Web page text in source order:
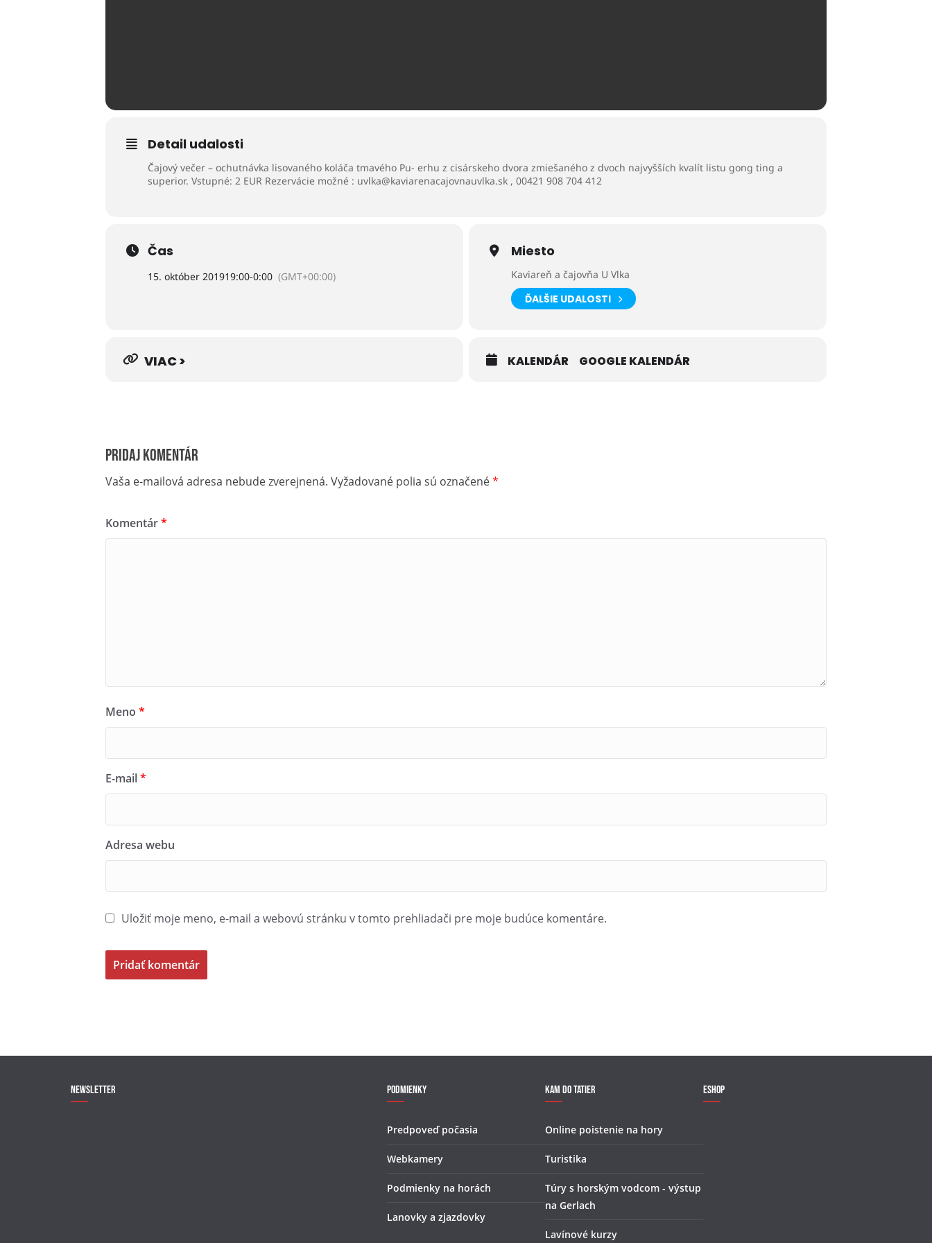
Detail udalosti
Čajový večer – ochutnávka lisovaného koláča tmavého Pu- erhu z cisárskeho dvora zmiešaného z dvoch najvyšších kvalít listu gong ting a
superior. Vstupné: 2 EUR Rezervácie možné : uvlka@kaviarenacajovnauvlka.sk , 00421 908 704 412
Čas
15. október 201919:00-0:00 (GMT+00:00)
Miesto
Kaviareň a čajovňa U Vlka
ĎALŠIE UDALOSTI
VIAC > KALENDÁR GOOGLE KALENDÁR
Pridaj komentár
Vaša e-mailová adresa nebude zverejnená. Vyžadované polia sú označené*
Komentár*
Meno *
E-mail*
Adresa webu
Uložiť moje meno, e-mail a webovú stránku v tomto prehliadači pre moje budúce komentáre.
Newsletter Podmienky
Predpoveď počasia
Webkamery
Podmienky na horách
Lanovky a zjazdovky
Kam do Tatier
Online poistenie na hory
Turistika
Túry s horským vodcom - výstup
na Gerlach
Lavínové kurzy
Eshop